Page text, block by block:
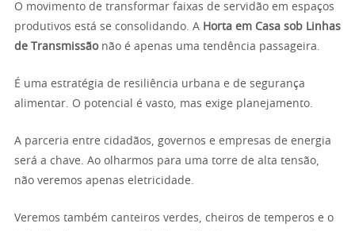
O movimento de transformar faixas de servidão em espaços
produtivos está se consolidando. A Horta em Casa sob Linhas
de Transmissãonão é apenas uma tendência passageira.
É uma estratégia de resiliência urbana e de segurança
alimentar. O potencial é vasto, mas exige planejamento.
A parceria entre cidadãos, governos e empresas de energia
será a chave. Ao olharmos para uma torre de alta tensão,
não veremos apenas eletricidade.
Veremos também canteiros verdes, cheiros de temperos e o